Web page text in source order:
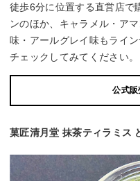
徒歩6分に位置する直営店で
ンのほか、キャラメル・ア
味・アールグレイ味もライ
チェックしてみてください。
公式販
菓匠清月堂 抹茶ティラミス